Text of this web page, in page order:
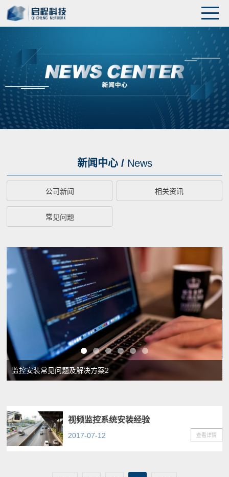
新闻中心 / News
公司新闻 相关资讯
常见问题
监控安装常见问题及解决方案2
视频监控系统安装经验
2017-07-12 查看详情